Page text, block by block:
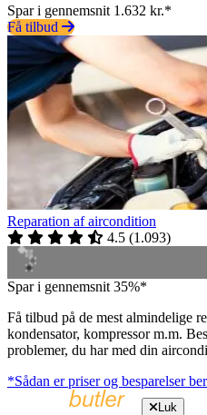
Spar i gennemsnit 1.632 kr.*
Få tilbud
Reparation af aircondition
4.5 (1.093)
Spar i gennemsnit 35%*
Få tilbud på de mest almindelige
kondensator, kompressor m.m.
problemer, du har med din
*Sådan er priser og besparelser
Luk